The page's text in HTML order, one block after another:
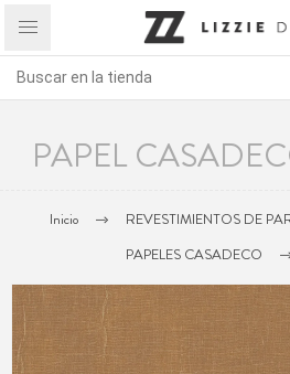
PAPEL
Inicio REVESTIMIENTOS DE
PAPELES CASADECO